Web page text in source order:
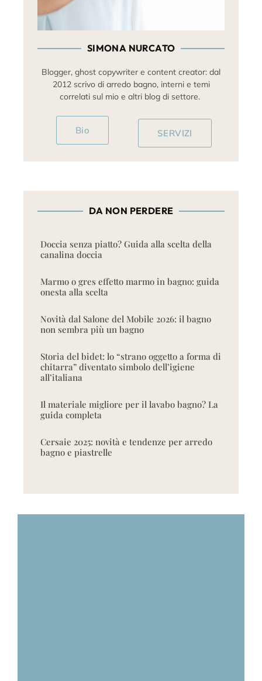
SIMONA NURCATO
Blogger, ghost copywriter e content creator: dal
2012 scrivo di arredo bagno, interni e temi
correlati sul mio e altri blog di settore.
Bio SERVIZI
DA NON PERDERE
Doccia senza piatto? Guida alla scelta della
canalina doccia
Marmo o gres effetto marmo in bagno: guida
onesta alla scelta
Novità dal Salone del Mobile 2026: il bagno
non sembra più un bagno
Storia del bidet: lo “strano oggetto a forma di
chitarra” diventato simbolo dell’igiene
all’italiana
Il materiale migliore per il lavabo bagno? La
guida completa
Cersaie 2025: novità e tendenze per arredo
bagno e piastrelle